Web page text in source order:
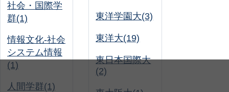
社会・国際学
群(1)
情報文化-社会
システム情報
(1)
人間学群(1)
東洋学園大(3)
東洋大(19)
東日本国際大
(2)